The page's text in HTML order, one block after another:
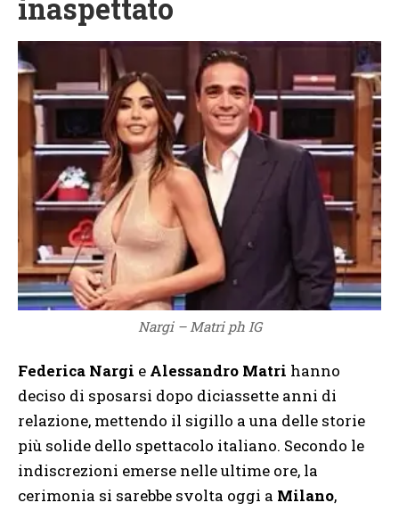
inaspettato
Nargi – Matri ph IG
Federica Nargi e Alessandro Matri hanno
deciso di sposarsi dopo diciassette anni di
relazione, mettendo il sigillo a una delle storie
più solide dello spettacolo italiano. Secondo le
indiscrezioni emerse nelle ultime ore, la
cerimonia si sarebbe svolta oggi a Milano,